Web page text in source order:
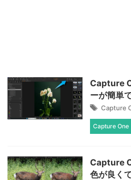
Capture
ーが簡単
Capture
Capture One
Capture
色が良く